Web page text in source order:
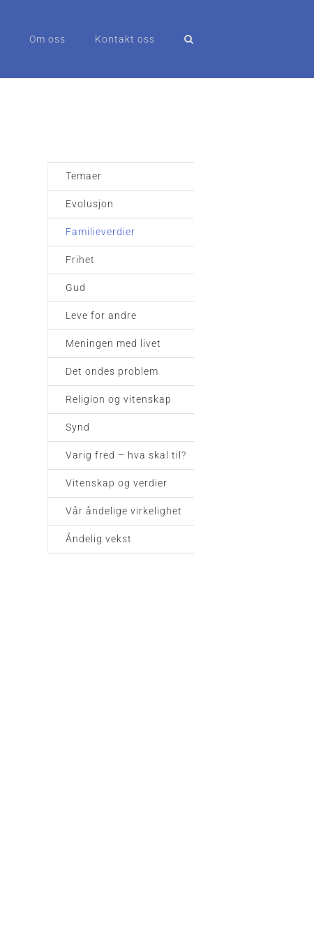
Om oss Kontakt oss
Temaer
Evolusjon
Familieverdier
Frihet
Gud
Leve for andre
Meningen med livet
Det ondes problem
Religion og vitenskap
Synd
Varig fred – hva skal til?
Vitenskap og verdier
Vår åndelige virkelighet
Åndelig vekst